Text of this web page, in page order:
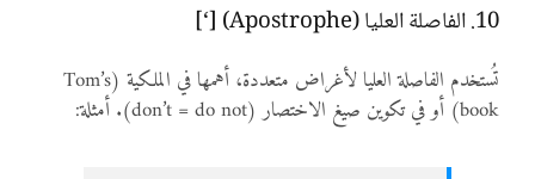
10. الفاصلة العليا (Apostrophe) [‘]
تُستخدم الفاصلة العليا لأغراض متعددة، أهمها في الملكية (Tom’s
book) أو في تكوين صيغ الاختصار (don’t = do not). أمثلة: